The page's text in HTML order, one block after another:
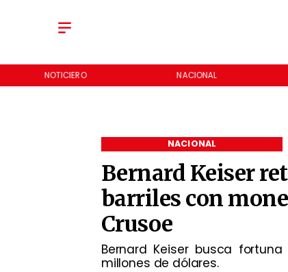
NOTICIERO NACIONAL
Bernard Keiser
barriles con
Crusoe
Bernard Keiser busca
millones de dólares.
NACIONAL